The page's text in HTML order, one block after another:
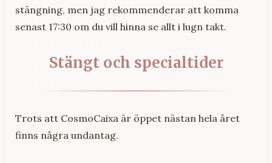
stängning, men jag rekommenderar att komma
senast 17:30 om du vill hinna se allt i lugn takt.
Stängt och specialtider
Trots att CosmoCaixa är öppet nästan hela året
finns några undantag.